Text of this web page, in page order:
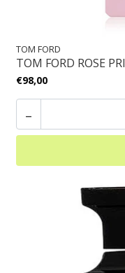
TOM FORD
TOM FORD ROSE
€98,00
-